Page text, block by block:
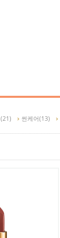
(21) 썬케어(13)